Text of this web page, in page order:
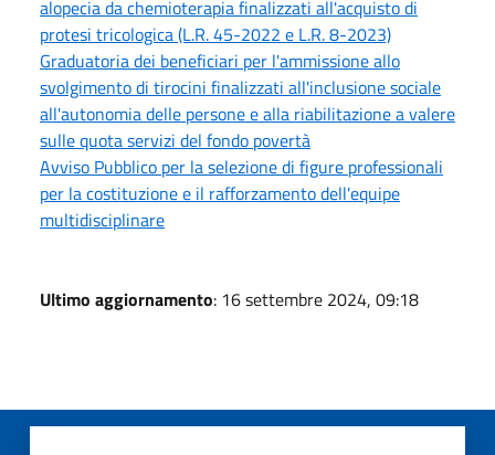
alopecia da chemioterapia finalizzati all'acquisto di
protesi tricologica (L.R. 45-2022 e L.R. 8-2023)
Graduatoria dei beneficiari per l'ammissione allo
svolgimento di tirocini finalizzati all'inclusione sociale
all'autonomia delle persone e alla riabilitazione a valere
sulle quota servizi del fondo povertà
Avviso Pubblico per la selezione di figure professionali
per la costituzione e il rafforzamento dell'equipe
multidisciplinare
Ultimo aggiornamento: 16 settembre 2024, 09:18